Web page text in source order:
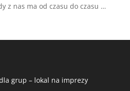
z nas ma od czasu do czasu …
grup – lokal na imprezy